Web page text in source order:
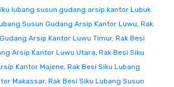
lubang susun gudang arsip kantor Lubuk
Susun Gudang Arsip Kantor Luwu, Rak
Arsip Kantor Luwu Timur, Rak Besi
Arsip Kantor Luwu Utara, Rak Besi Siku
Kantor Majene, Rak Besi Siku Lubang
Makassar, Rak Besi Siku Lubang Susun